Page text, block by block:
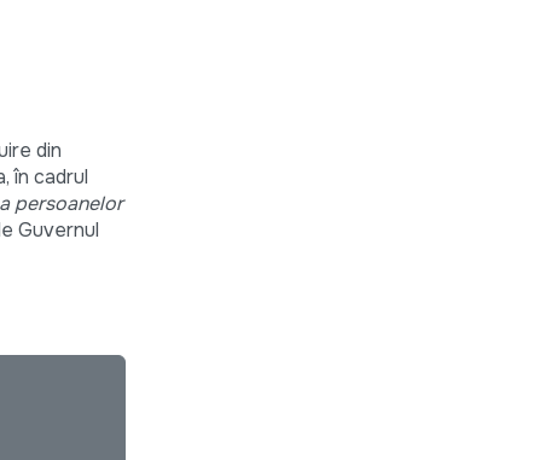
din
în cadrul
persoanelor
Guvernul